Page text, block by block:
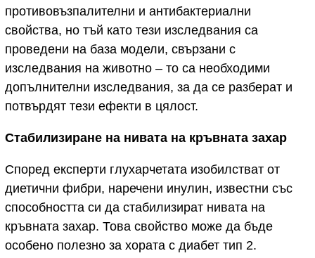
противовъзпалителни и антибактериални
свойства, но тъй като тези изследвания са
проведени на база модели, свързани с
изследвания на животно – то са необходими
допълнителни изследвания, за да се разберат и
потвърдят тези ефекти в цялост.
Стабилизиране на нивата на кръвната захар
Според експерти глухарчетата изобилстват от
диетични фибри, наречени инулин, известни със
способността си да стабилизират нивата на
кръвната захар. Това свойство може да бъде
особено полезно за хората с диабет тип 2.